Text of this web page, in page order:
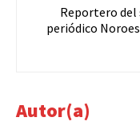
Reportero del
periódico
Autor(a)